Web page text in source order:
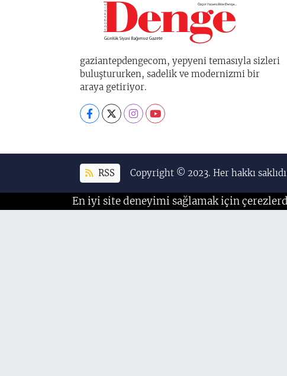
gaziantepdengecom, yepyeni temasıyla sizleri
buluştururken, sadelik ve modernizmi bir
araya getiriyor.
RSS Copyright © 2023. Her hakkı
En iyi site deneyimi sağlamak için